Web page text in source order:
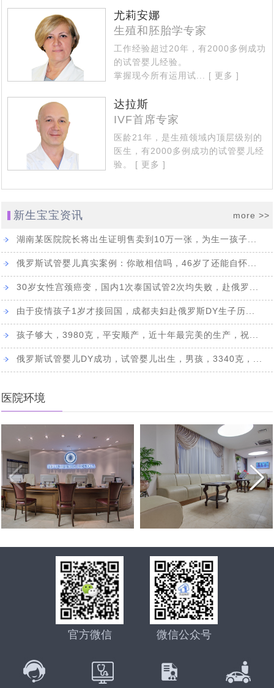
儿为“医保公子” [2021-04-27]
毒肺炎和疫苗接种如何影响怀孕 [2021-04-23]
当自己做了试管婴儿后才知道：原来试管婴儿有这5个有
[2021-04-14]
访谈：有关试管婴儿的13个问题，生殖医生相信科学的力
量，牧师反对IVF [2021-04-13]
代怀孕妈妈代怀有什么好处
[2021-03-30]
赴海外试管婴儿求子，代怀孕合同里哪些责任与义务
[2021-03-29]
俄罗斯再发重磅公告，政府补助10万鼓励民众加大生育力
度，试管婴儿辅助生殖是一个重要补充 [2021-03-02]
中国朋友找俄罗斯试管婴儿DY机构代怀，你知道代怀妈妈
一家是怎么想的吗 [2021-02-26]
代怀亲历者：未经他人苦,莫劝人向善，可怜天下父母心。
[2021-02-02]
胚胎成功着床，第二批赴俄罗斯试管婴儿求子归来，14天
邀请函终于出来啦
魔法助孕，俄罗斯民间不做试管婴儿时，听说这种求子方
式很有效 [2020-09-26]
海外试管婴儿及代怀法律与规定详解
[2020-09-21]
中国朋友出国求子，小心孩子出生前被“基因调包”，生出
的孩子不是自己的 [2020-09-17]
中国同性恋朋友有7000万，同性恋群体做海外试管婴儿代
怀求子存在人传人效应 [2020-09-16]
杂情况... [ 更多 ]
尤莉安娜
生殖和胚胎学专家
工作经验超过20年，有2000多例成功
的试管婴儿经验。
掌握现今所有运用试...
[ 更多 ]
达拉斯
IVF首席专家
医龄21年，是生殖领域内顶层级别的
医生，有2000多例成功的试管婴儿经
验。
[ 更多 ]
新生宝宝资讯 more >>
湖南某医院院长将出生证明售卖到10万一张，为生一孩子...
俄罗斯试管婴儿真实案例：你敢相信吗，46岁了还能自怀...
30岁女性宫颈癌变，国内1次泰国试管2次均失败，赴俄罗...
由于疫情孩子1岁才接回国，成都夫妇赴俄罗斯DY生子历...
孩子够大，3980克，平安顺产，近十年最完美的生产，祝...
俄罗斯试管婴儿DY成功，试管婴儿出生，男孩，3340克，...
医院环境
官方微信 微信公众号